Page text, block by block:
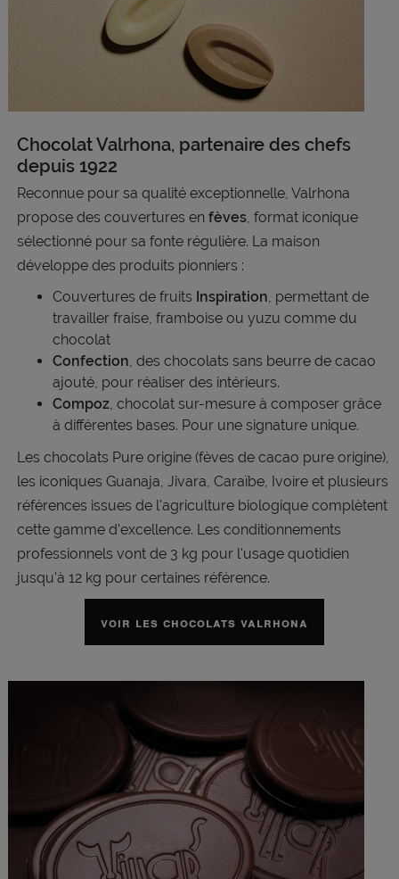
Chocolat Valrhona, partenaire des chefs
depuis 1922
Reconnue pour sa qualité exceptionnelle, Valrhona
propose des couvertures en fèves, format iconique
sélectionné pour sa fonte régulière. La maison
développe des produits pionniers :
Couvertures de fruits Inspiration, permettant de
travailler fraise, framboise ou yuzu comme du
chocolat
Confection, des chocolats sans beurre de cacao
ajouté, pour réaliser des intérieurs.
Compoz, chocolat sur-mesure à composer grâce
à différentes bases. Pour une signature unique.
Les chocolats Pure origine (fèves de cacao pure origine),
les iconiques Guanaja, Jivara, Caraïbe, Ivoire et plusieurs
références issues de l'agriculture biologique complètent
cette gamme d'excellence. Les conditionnements
professionnels vont de 3 kg pour l'usage quotidien
jusqu'à 12 kg pour certaines référence.
VOIR LES CHOCOLATS VALRHONA